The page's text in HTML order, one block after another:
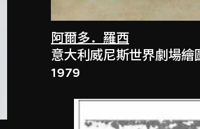
阿爾多．羅西
意大利威尼斯世界劇場繪
1979